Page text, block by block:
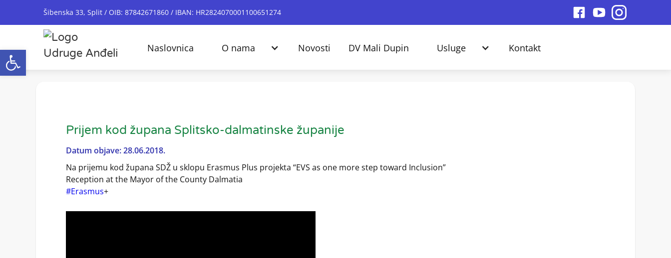
Open toolbar
Šibenska 33, Split / OIB: 87842671860 / IBAN: HR2824070001100651274
Naslovnica O nama Novosti DV Mali Dupin Usluge Kontakt
Prijem kod župana Splitsko-dalmatinske županije
Datum objave: 28.06.2018.
Na prijemu kod župana SDŽ u sklopu Erasmus Plus projekta “EVS as one more step toward Inclusion”
Reception at the Mayor of the County Dalmatia
#Erasmus+